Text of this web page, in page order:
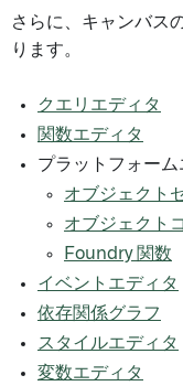
さらに、キャンバス
ります。
クエリエディタ
関数エディタ
プラットフォーム
オブジェクト
オブジェクト
Foundry 関数
イベントエディタ
依存関係グラフ
スタイルエディタ
変数エディタ